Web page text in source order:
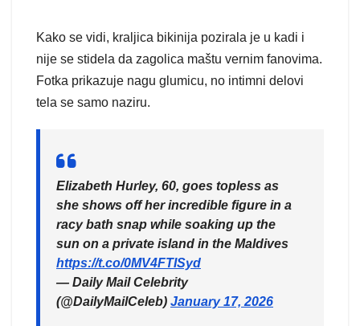
Kako se vidi, kraljica bikinija pozirala je u kadi i
nije se stidela da zagolica maštu vernim fanovima.
Fotka prikazuje nagu glumicu, no intimni delovi
tela se samo naziru.
Elizabeth Hurley, 60, goes topless as
she shows off her incredible figure in a
racy bath snap while soaking up the
sun on a private island in the Maldives
https://t.co/0MV4FTISyd
— Daily Mail Celebrity
(@DailyMailCeleb) January 17, 2026